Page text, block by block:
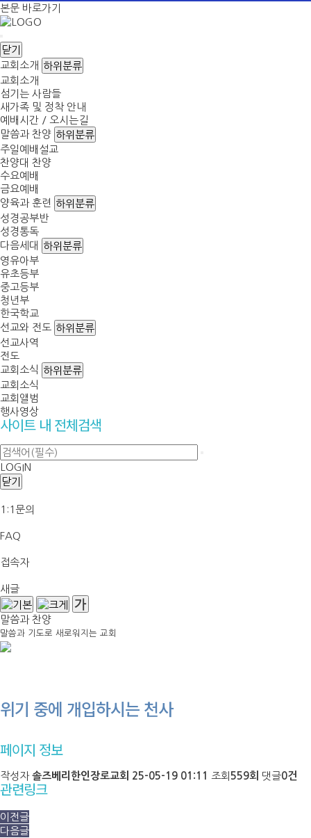
본문 바로가기
닫기
교회소개 하위분류
교회소개
섬기는 사람들
새가족 및 정착 안내
예배시간 / 오시는길
말씀과 찬양 하위분류
주일예배설교
찬양대 찬양
수요예배
금요예배
양육과 훈련 하위분류
성경공부반
성경통독
다음세대
하위분류
영유아부
유초등부
중고등부
청년부
한국학교
선교와 전도 하위분류
선교사역
전도
교회소식 하위분류
교회소식
교회앨범
행사영상
사이트 내 전체검색
LOGIN
닫기
1:1문의
FAQ
접속자
새글
말씀과 찬양
말씀과 기도로 새로워지는 교회
위기 중에 개입하시는 천사
페이지 정보
작성자 솔즈베리한인장로교회 25-05-19 01:11 조회 559회 댓글0건
관련링크
이전글
다음글